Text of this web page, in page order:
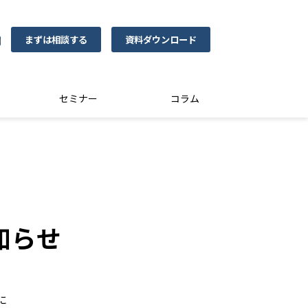
まずは相談する 資料ダウンロード
セミナー コラム
らせ